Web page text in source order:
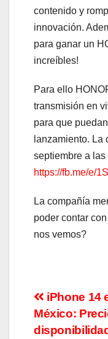
contenido y
innovación.
para ganar un
increíbles!
Para ello
transmisión en
para que
lanzamiento. La
septiembre a
https://fb.me/e/
La compañía
poder contar
nos vemos?
de
iPhone 14
México: